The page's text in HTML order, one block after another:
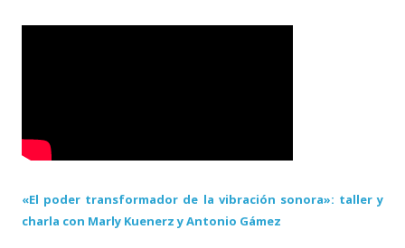
«El poder transformador de la vibración sonora»: taller y
charla con Marly Kuenerz y Antonio Gámez